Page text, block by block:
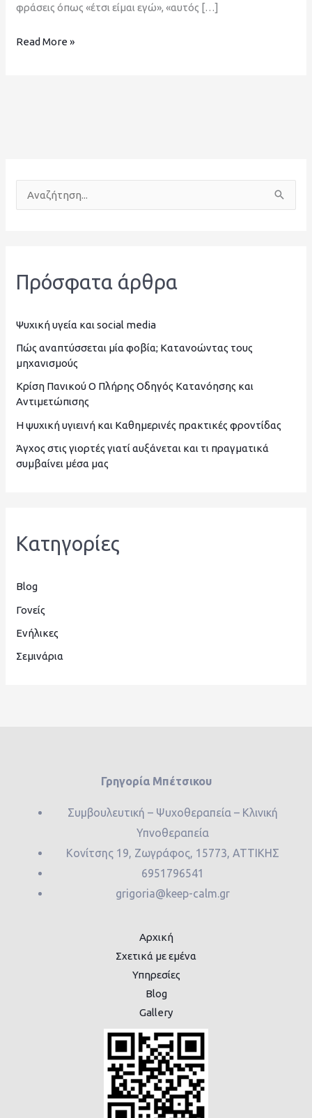
φράσεις όπως «έτσι είμαι εγώ», «αυτός […]
Read More »
η
σ
η
γ
ι
α
:
Πρόσφατα άρθρα
Ψυχική υγεία και social media
Πώς αναπτύσσεται μία φοβία; Κατανοώντας τους
μηχανισμούς
Κρίση Πανικού Ο Πλήρης Οδηγός Κατανόησης και
Αντιμετώπισης
Η ψυχική υγιεινή και Καθημερινές πρακτικές φροντίδας
Άγχος στις γιορτές γιατί αυξάνεται και τι πραγματικά
συμβαίνει μέσα μας
Kατηγορίες
Blog
Γονείς
Ενήλικες
Σεμινάρια
Γρηγορία Μπέτσικου
Συμβουλευτική – Ψυχοθεραπεία – Κλινική
Υπνοθεραπεία
Κονίτσης 19, Ζωγράφος, 15773, ΑΤΤΙΚΗΣ
6951796541
grigoria@keep-calm.gr
Αρχική
Σχετικά με εμένα
Υπηρεσίες
Blog
Gallery